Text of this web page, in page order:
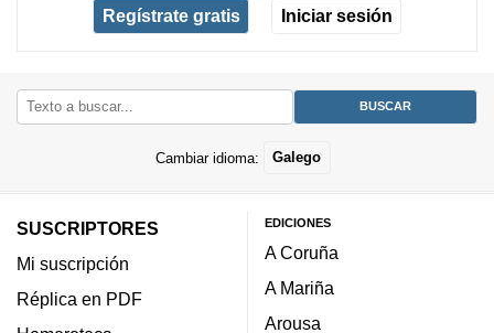
Regístrate gratis Iniciar sesión
Cambiar idioma: Galego
SUSCRIPTORES
Mi suscripción
Réplica en PDF
EDICIONES
A Coruña
A Mariña
Arousa